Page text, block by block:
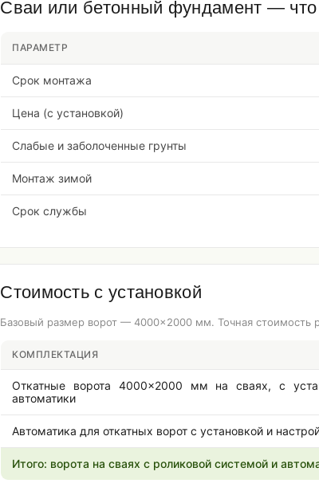
Сваи или бетонный фундамент —
ПАРАМЕТР
Срок монтажа
Цена (с установкой)
Слабые и заболоченные грунты
Монтаж зимой
Срок службы
Стоимость с установкой
Базовый размер ворот — 4000×2000 мм. Точная стоимость
КОМПЛЕКТАЦИЯ
Откатные ворота 4000×2000 мм на сваях, с
автоматики
Автоматика для откатных ворот с установкой и
Итого: ворота на сваях с роликовой системой и